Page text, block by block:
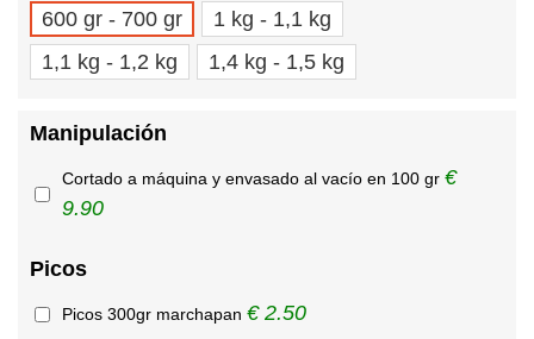
600 gr - 700 gr
1 kg - 1,1 kg
1,1 kg - 1,2 kg
1,4 kg - 1,5 kg
Manipulación
Cortado a máquina y envasado al vacío en 100 gr €
9.90
Picos
Picos 300gr marchapan € 2.50